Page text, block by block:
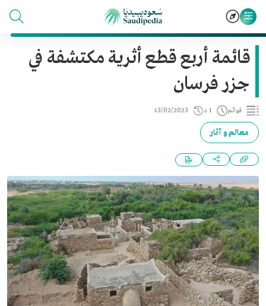
قائمة أربع قطع أثرية مكتشفة في
جزر فرسان
قوائم 1 د 13/02/2023
معالم و آثار